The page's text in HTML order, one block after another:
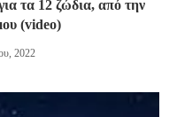
τα 12 ζώδια, από την
(video)
2022